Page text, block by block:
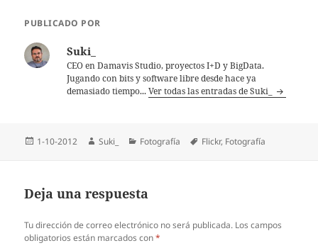
PUBLICADO POR
Suki_
CEO en Damavis Studio, proyectos I+D y BigData.
Jugando con bits y software libre desde hace ya
demasiado tiempo...Ver todas las entradas de Suki_
Publicado
1-10-2012 Autor
Suki_ Categorías
Fotografía Etiquetas
Flickr, Fotografí­a
Deja una respuesta
Tu dirección de correo electrónico no será publicada. Los campos
obligatorios están marcados con*